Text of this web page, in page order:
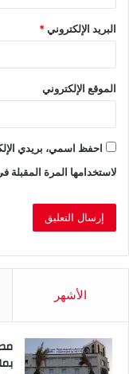
البريد الإلكتروني*
الموقع الإلكتروني
احفظ اسمي، بريدي
لاستخدامها المرة المقبلة
الأشهر